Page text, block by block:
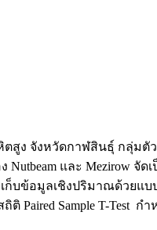
ง จังหวัดกาฬสินธุ์ กลุ่มตัว
และ Mezirow จัด
ก็บข้อมูลเชิงปริมาณด้วยแ
Paired Sample T-Test